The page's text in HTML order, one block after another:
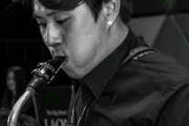
임정윤